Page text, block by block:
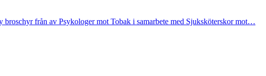
broschyr från av Psykologer mot Tobak i samarbete med Sjuksköterskor mot…